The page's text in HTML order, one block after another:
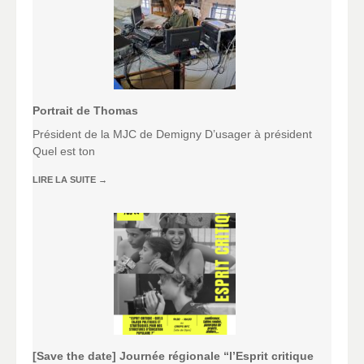
Portrait de Thomas
Président de la MJC de Demigny D’usager à président
Quel est ton
LIRE LA SUITE →
[Save the date] Journée régionale “l’Esprit critique